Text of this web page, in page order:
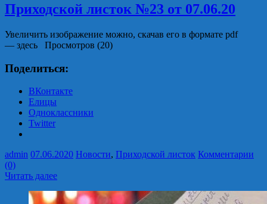
Приходской листок №23 от 07.06.20
Увеличить изображение можно, скачав его в формате pdf
— здесь Просмотров (20)
Поделиться:
ВКонтакте
Елицы
Одноклассники
Twitter
admin 07.06.2020 Новости, Приходской листок Комментарии
(0)
Читать далее